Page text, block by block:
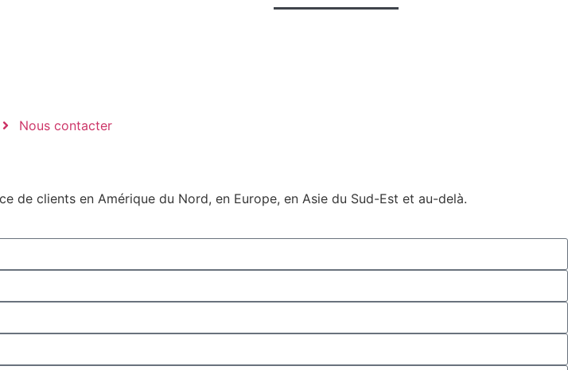
Nous contacter
de clients en Amérique du Nord, en Europe, en Asie du Sud-Est et au-delà.